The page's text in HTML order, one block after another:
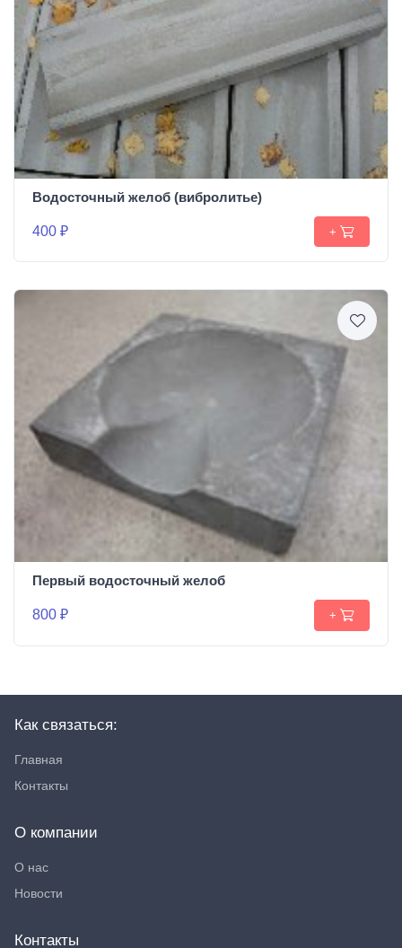
Водосточный желоб (вибролитье)
400 ₽ +
Первый водосточный желоб
800 ₽ +
Как связаться:
Главная
Контакты
О компании
О нас
Новости
Контакты